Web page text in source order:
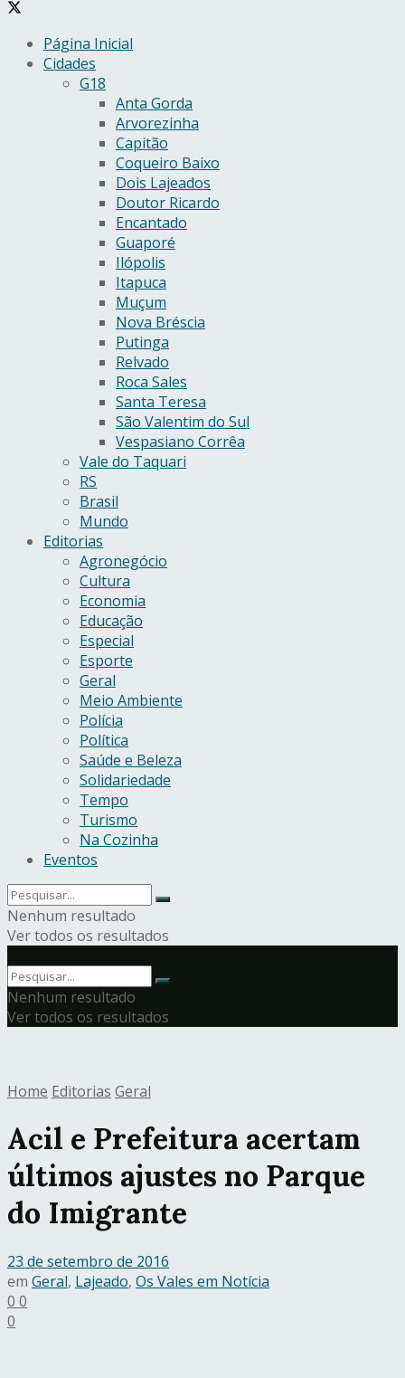
Página Inicial
Cidades
G18
Anta Gorda
Arvorezinha
Capitão
Coqueiro Baixo
Dois Lajeados
Doutor Ricardo
Encantado
Guaporé
Ilópolis
Itapuca
Muçum
Nova Bréscia
Putinga
Relvado
Roca Sales
Santa Teresa
São Valentim do Sul
Vespasiano Corrêa
Vale do Taquari
RS
Brasil
Mundo
Editorias
Agronegócio
Cultura
Economia
Educação
Especial
Esporte
Geral
Meio Ambiente
Polícia
Política
Saúde e Beleza
Solidariedade
Tempo
Turismo
Na Cozinha
Eventos
Nenhum resultado
Ver todos os resultados
Nenhum resultado
Ver todos os resultados
Home Editorias Geral
Acil e Prefeitura acertam
últimos ajustes no Parque
do Imigrante
23 de setembro de 2016
em Geral, Lajeado, Os Vales em Notícia
0 0
0